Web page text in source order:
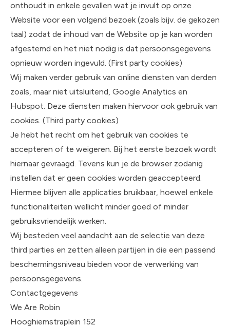
onthoudt in enkele gevallen wat je invult op onze
Website voor een volgend bezoek (zoals bijv. de gekozen
taal) zodat de inhoud van de Website op je kan worden
afgestemd en het niet nodig is dat persoonsgegevens
opnieuw worden ingevuld. (First party cookies)
Wij maken verder gebruik van online diensten van derden
zoals, maar niet uitsluitend, Google Analytics en
Hubspot. Deze diensten maken hiervoor ook gebruik van
cookies. (Third party cookies)
Je hebt het recht om het gebruik van cookies te
accepteren of te weigeren. Bij het eerste bezoek wordt
hiernaar gevraagd. Tevens kun je de browser zodanig
instellen dat er geen cookies worden geaccepteerd.
Hiermee blijven alle applicaties bruikbaar, hoewel enkele
functionaliteiten wellicht minder goed of minder
gebruiksvriendelijk werken.
Wij besteden veel aandacht aan de selectie van deze
third parties en zetten alleen partijen in die een passend
beschermingsniveau bieden voor de verwerking van
persoonsgegevens.
Contactgegevens
We Are Robin
Hooghiemstraplein 152